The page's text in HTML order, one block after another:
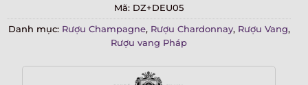
Mã: DZ+DEU05
Danh mục: Rượu Champagne, Rượu Chardonnay, Rượu Vang,
Rượu vang Pháp